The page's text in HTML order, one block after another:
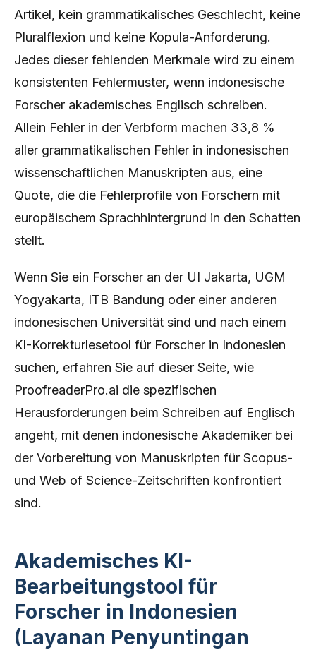
Artikel, kein grammatikalisches Geschlecht, keine
Pluralflexion und keine Kopula-Anforderung.
Jedes dieser fehlenden Merkmale wird zu einem
konsistenten Fehlermuster, wenn indonesische
Forscher akademisches Englisch schreiben.
Allein Fehler in der Verbform machen 33,8 %
aller grammatikalischen Fehler in indonesischen
wissenschaftlichen Manuskripten aus, eine
Quote, die die Fehlerprofile von Forschern mit
europäischem Sprachhintergrund in den Schatten
stellt.
Wenn Sie ein Forscher an der UI Jakarta, UGM
Yogyakarta, ITB Bandung oder einer anderen
indonesischen Universität sind und nach einem
KI-Korrekturlesetool für Forscher in Indonesien
suchen, erfahren Sie auf dieser Seite, wie
ProofreaderPro.ai die spezifischen
Herausforderungen beim Schreiben auf Englisch
angeht, mit denen indonesische Akademiker bei
der Vorbereitung von Manuskripten für Scopus-
und Web of Science-Zeitschriften konfrontiert
sind.
Akademisches KI-
Bearbeitungstool für
Forscher in Indonesien
(Layanan Penyuntingan